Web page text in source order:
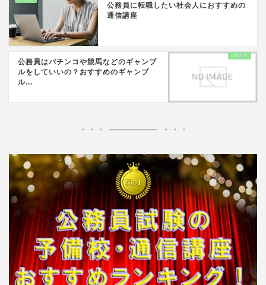
公務員に転職したい社会人におすすめの
通信講座
公務員はパチンコや競馬などのギャンブ
ルをしていいの？おすすめのギャンブ
ル...